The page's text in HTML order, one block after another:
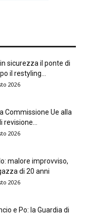
sicurezza il ponte di
il restyling...
2026
Commissione Ue alla
revisione...
2026
malore improvviso,
di 20 anni
2026
e Po: la Guardia di